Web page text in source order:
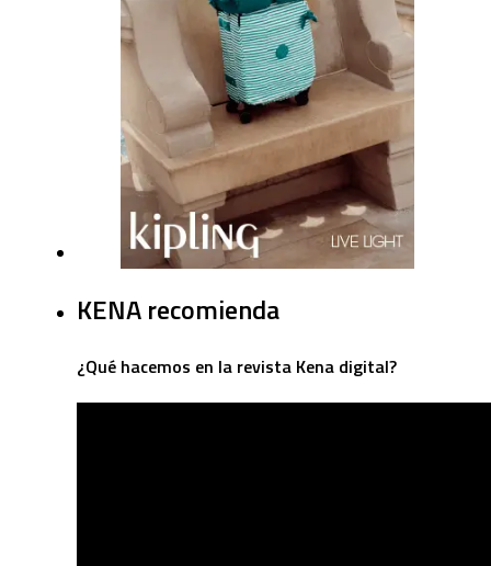
KENA recomienda
¿Qué hacemos en la revista Kena digital?